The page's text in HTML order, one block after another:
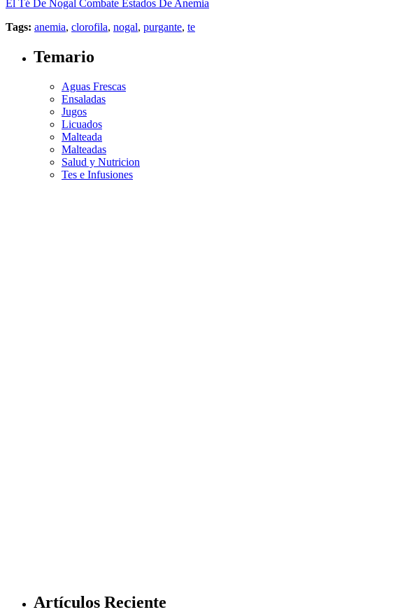
El Té De Nogal Combate Estados De Anemia
Tags: anemia, clorofila, nogal, purgante, te
Temario
Aguas Frescas
Ensaladas
Jugos
Licuados
Malteada
Malteadas
Salud y Nutricion
Tes e Infusiones
Artículos Reciente